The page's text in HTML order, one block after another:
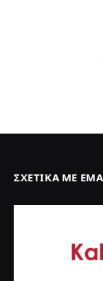
ΣΧΕΤΙΚΆ ΜΕ